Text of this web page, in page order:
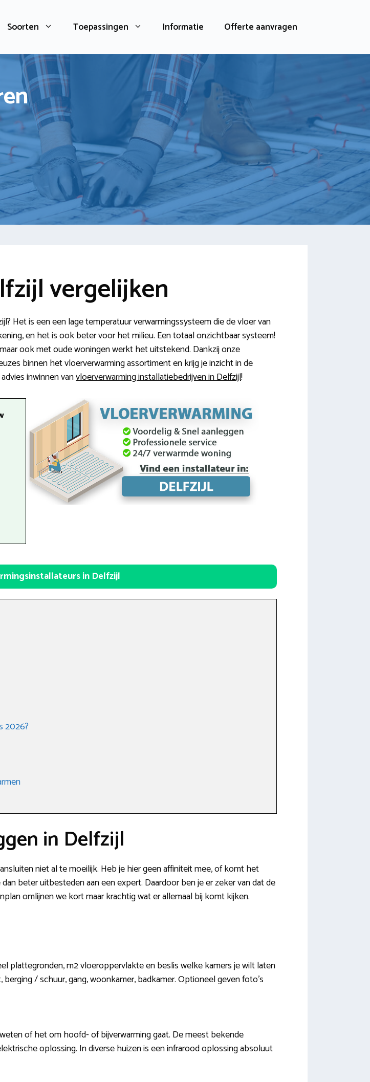
Soorten Toepassingen Informatie Offerte aanvragen
vergelijken
Het is een een lage temperatuur verwarmingssysteem die de vloer van
en het is ook beter voor het milieu. Een totaal onzichtbaar systeem!
ook met oude woningen werkt het uitstekend. Dankzij onze
binnen het vloerverwarming assortiment en krijg je inzicht in de
inwinnen vanvloerverwarming installatiebedrijven in Delfzijl!
in Delfzijl
2026?
in Delfzijl
niet al te moeilijk. Heb je hier geen affiniteit mee, of komt het
beter uitbesteden aan een expert. Daardoor ben je er zeker van dat de
omlijnen we kort maar krachtig wat er allemaal bij komt kijken.
plattegronden, m2 vloeroppervlakte en beslis welke kamers je wilt laten
/ schuur, gang, woonkamer, badkamer. Optioneel geven foto’s
of het om hoofd- of bijverwarming gaat. De meest bekende
oplossing. In diverse huizen is een infrarood oplossing absoluut